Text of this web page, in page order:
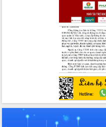
Chương trình “Gặp gỡ hữu nghị –
Friendship Meeting New Year 2026”
Bầu cử Quốc hội và HĐND: Cử tri Đắk
Lắk gửi gắm niềm tin, kỳ vọng vào lá
Đắk Lắk sẵn sàng các điều kiện cho
Ngày hội bầu cử đại biểu Quốc hội
khóa XVI và HĐND các cấp nhiệm kỳ
Đảm bảo cuộc bầu cử đại biểu Quốc
hội và đại biểu HĐND các cấp diễn ra
an toàn, hiệu quả, đúng quy định